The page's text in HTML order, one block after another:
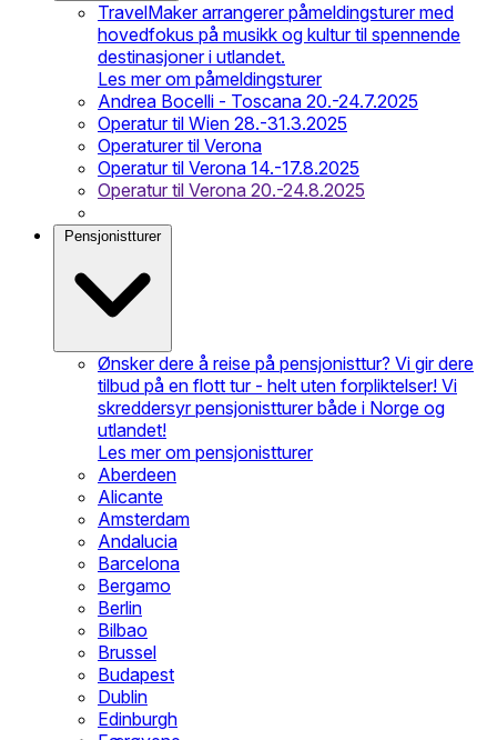
TravelMaker arrangerer påmeldingsturer med
hovedfokus på musikk og kultur til spennende
destinasjoner i utlandet.
Les mer om påmeldingsturer
Andrea Bocelli - Toscana 20.-24.7.2025
Operatur til Wien 28.-31.3.2025
Operaturer til Verona
Operatur til Verona 14.-17.8.2025
Operatur til Verona 20.-24.8.2025
Pensjonistturer
Ønsker dere å reise på pensjonisttur? Vi gir dere
tilbud på en flott tur - helt uten forpliktelser! Vi
skreddersyr pensjonistturer både i Norge og
utlandet!
Les mer om pensjonistturer
Aberdeen
Alicante
Amsterdam
Andalucia
Barcelona
Bergamo
Berlin
Bilbao
Brussel
Budapest
Dublin
Edinburgh